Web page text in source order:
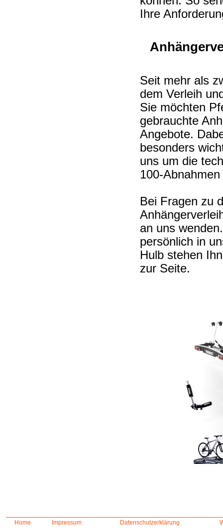
Ihre
Seit mehr als
dem Verleih
Sie möchten
gebrauchte
Angebote.
besonders
uns um die
100-
Bei Fragen zu
an uns
persönlich in
Hulb stehen
zur Seite.
Home Impressum Datenschutzerklärung